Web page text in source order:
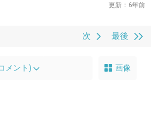
更新：6年前
最後
次
メント) 画像